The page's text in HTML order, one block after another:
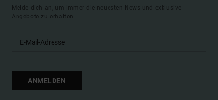
Melde dich an, um immer die neuesten News und exklusive
Angebote zu erhalten.
ANMELDEN